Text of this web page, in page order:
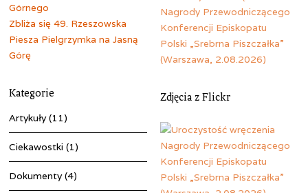
Górnego
Zbliża się 49. Rzeszowska
Piesza Pielgrzymka na Jasną
Górę
Kategorie
Artykuły(11)
Ciekawostki (1)
Dokumenty(4)
Zdjęcia z Flickr